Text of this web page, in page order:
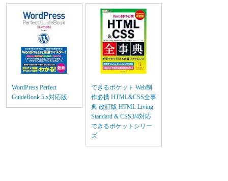
WordPress Perfect
GuideBook 5.x対応版
できるポケット Web制
作必携 HTML&CSS全事
典 改訂版 HTML Living
Standard & CSS3/4対応
できるポケットシリー
ズ